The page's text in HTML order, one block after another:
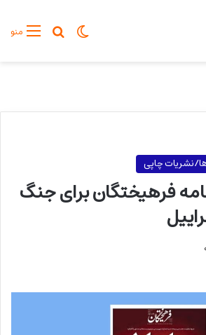
منوجستجو
تغییر پوسته
ها/نشریات چاپی
فرهیختگان برای جنگ